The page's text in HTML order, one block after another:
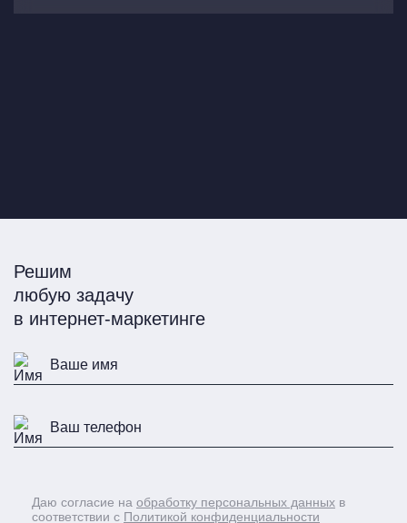
Решим
любую задачу
в интернет-маркетинге
Даю согласие на обработку персональных данных в
соответствии с Политикой конфиденциальности